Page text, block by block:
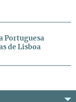
Portuguesa
de Lisboa